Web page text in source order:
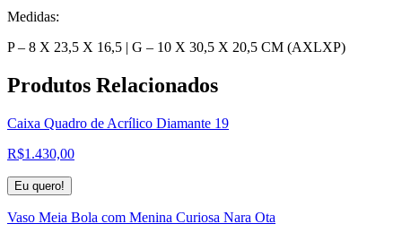
Medidas:
P – 8 X 23,5 X 16,5 | G – 10 X 30,5 X 20,5 CM (AXLXP)
Produtos Relacionados
Caixa Quadro de Acrílico Diamante 19
R$1.430,00
Eu quero!
Vaso Meia Bola com Menina Curiosa Nara Ota